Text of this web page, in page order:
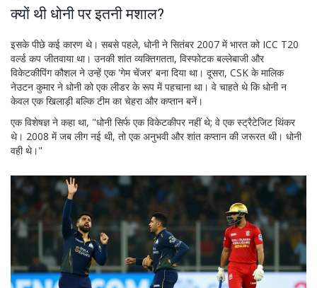
क्यों थी धोनी पर इतनी मशाल?
इसके पीछे कई कारण थे। सबसे पहले, धोनी ने सितंबर 2007 में भारत को ICC T20
वर्ल्ड कप जीतवाया था। उनकी शांत व्यक्तिगतता, विस्फोटक बल्लेबाजी और
विकेटकीपिंग कौशल ने उन्हें एक 'गेम चेंजर' बना दिया था। दूसरा, CSK के मालिक
नेउटन कुमार ने धोनी को एक लीडर के रूप में पहचाना था। वे चाहते थे कि धोनी न
केवल एक खिलाड़ी बल्कि टीम का चेहरा और कप्तान बनें।
एक विशेषज्ञ ने कहा था, "धोनी सिर्फ एक विकेटकीपर नहीं थे; वे एक स्ट्रैटेजिट थिंकर
थे। 2008 में जब लीग नई थी, तो एक अनुभवी और शांत कप्तान की जरूरत थी। धोनी
वही थे।"